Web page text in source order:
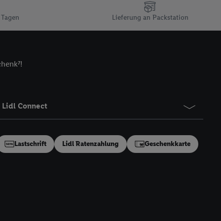
Lieferung an Packstation
Lidl Connect
Lastschrift Lidl Ratenzahlung Geschenkkarte
Online-Kennung
verwenden
E-Mail-
verfügbar ist.
und einer
von Dritten betrieben
speziell zur
generell zu
„Nutzung der
(nur für
Utiq